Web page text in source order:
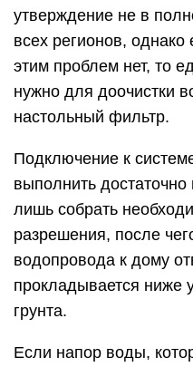
утверждение не в
всех регионов,
этим проблем нет, то
нужно для доочистки
настольный фильтр.
Подключение к
выполнить
лишь собрать
разрешения, после
водопровода к дому
прокладывается ниже
грунта.
Если напор воды,